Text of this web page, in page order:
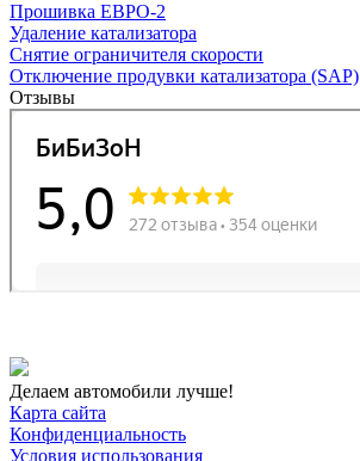
Прошивка ЕВРО-2
Удаление катализатора
Снятие ограничителя скорости
Отключение продувки катализатора (SAP)
Отзывы
Делаем автомобили лучше!
Карта сайта
Конфиденциальность
Условия использования